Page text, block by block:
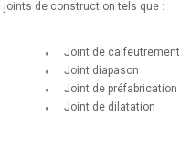
joints de construction tels que :
Joint de calfeutrement
Joint diapason
Joint de préfabrication
Joint de dilatation